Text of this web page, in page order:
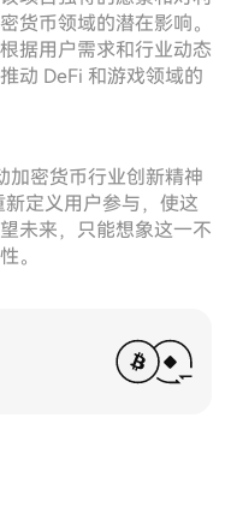
货币领域的潜在影响。
据用户需求和行业动态
动 DeFi 和游戏领域的
加密货币行业创新精神
定义用户参与，使这
未来，只能想象这一不
。